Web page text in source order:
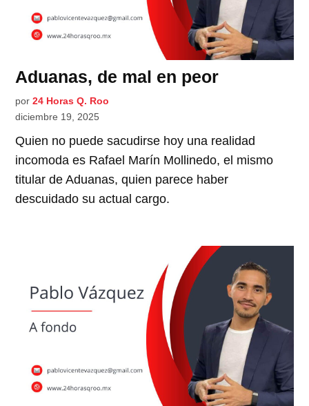
Aduanas, de mal en peor
por 24 Horas Q. Roo
diciembre 19, 2025
Quien no puede sacudirse hoy una realidad
incomoda es Rafael Marín Mollinedo, el mismo
titular de Aduanas, quien parece haber
descuidado su actual cargo.